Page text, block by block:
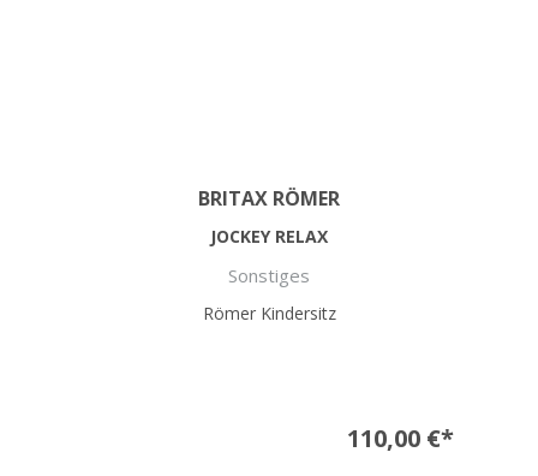
BRITAX RÖMER
JOCKEY RELAX
Sonstiges
Römer Kindersitz
110,00 €*